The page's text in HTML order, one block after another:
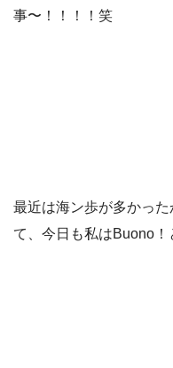
事〜！！！！笑
最近は海ン歩が多かっ
て、今日も私はBuono！